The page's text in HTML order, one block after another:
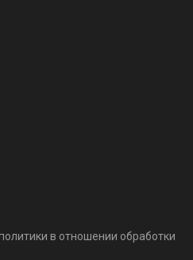
в отношении обработки